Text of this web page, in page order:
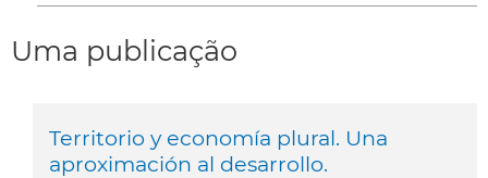
Uma publicação
Territorio y economía plural. Una
aproximación al desarrollo.